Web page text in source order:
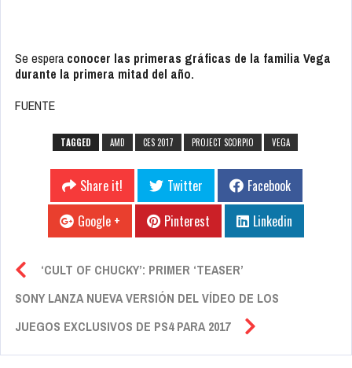
Se espera conocer las primeras gráficas de la familia Vega
durante la primera mitad del año.
FUENTE
TAGGED AMD CES 2017 PROJECT SCORPIO VEGA
Share it! Twitter
Facebook
Google +
Pinterest Linkedin
‘CULT OF CHUCKY’: PRIMER ‘TEASER’
SONY LANZA NUEVA VERSIÓN DEL VÍDEO DE LOS
JUEGOS EXCLUSIVOS DE PS4 PARA 2017